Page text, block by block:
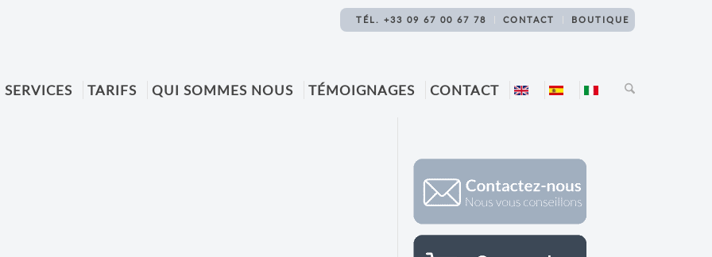
TÉL. +33 09 67 00 67 78 CONTACT BOUTIQUE
SERVICES TARIFS QUI SOMMES NOUS TÉMOIGNAGES CONTACT